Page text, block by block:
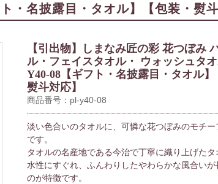
名披露目・タオル】【包装・熨斗
【引出物】しまなみ匠の彩 花つぼみ
ル・フェイスタオル・ ウォッシュタ
Y40-08【ギフト・名披露目・タオル】
熨斗対応】
商品番号：pl-y40-08
淡い色合いのタオルに、可憐な花つぼみのモチー
です。
タオルの名産地である今治で丁寧に織り上げたタ
水性にすぐれ、ふんわりしたやわらかな風合いが
のが特徴です。